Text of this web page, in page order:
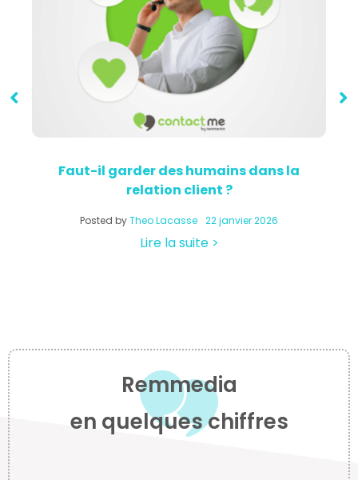
Faut-il garder des humains dans la
relation client ?
Posted byTheo Lacasse 22 janvier 2026
Lire la suite >
Remmedia
en quelques chiffres